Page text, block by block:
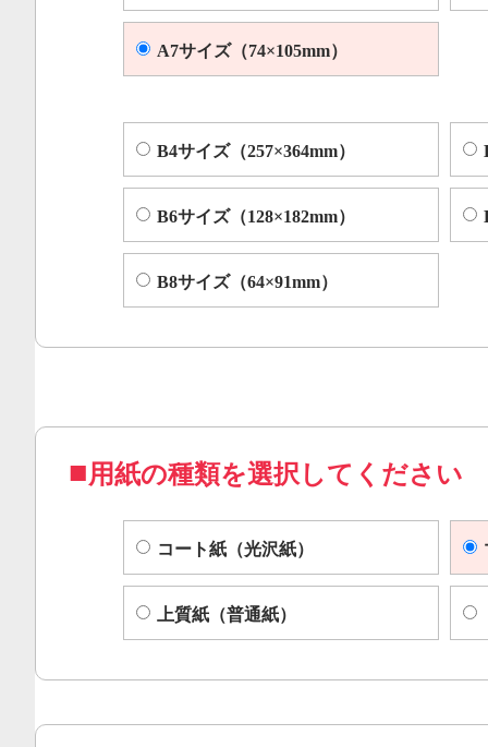
A7サイズ（74×105mm）
B4サイズ（257×364mm）
B6サイズ（128×182mm）
B8サイズ（64×91mm）
用紙の種類を選択してください
コート紙（光沢紙）
上質紙（普通紙）